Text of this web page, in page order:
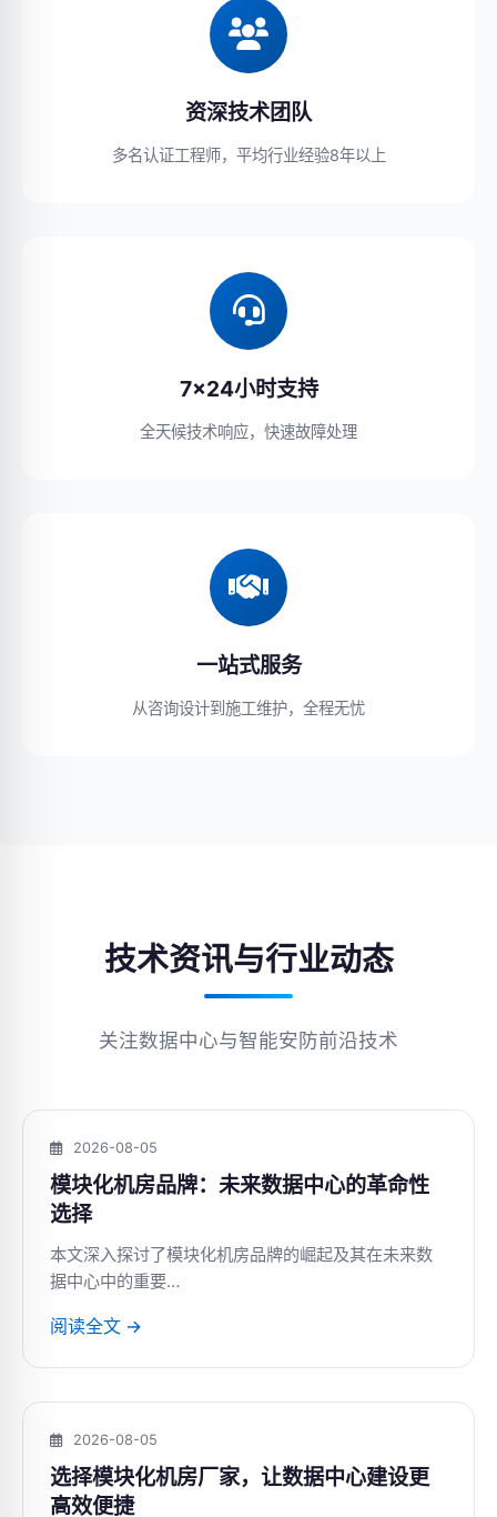
资深技术团队
多名认证工程师，平均行业经验8年以上
7×24小时支持
全天候技术响应，快速故障处理
一站式服务
从咨询设计到施工维护，全程无忧
技术资讯与行业动态
关注数据中心与智能安防前沿技术
2026-08-05
模块化机房品牌：未来数据中心的革命性
选择
本文深入探讨了模块化机房品牌的崛起及其在未来数
据中心中的重要…
阅读全文 →
2026-08-05
选择模块化机房厂家，让数据中心建设更
高效便捷